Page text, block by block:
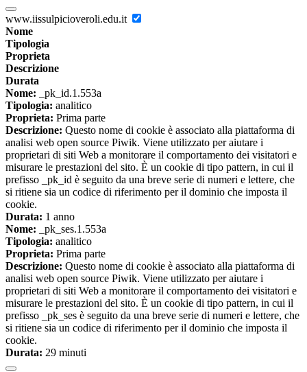
www.iissulpicioveroli.edu.it
Nome
Tipologia
Proprieta
Descrizione
Durata
Nome: _pk_id.1.553a
Tipologia: analitico
Proprieta: Prima parte
Descrizione: Questo nome di cookie è associato alla piattaforma di
analisi web open source Piwik. Viene utilizzato per aiutare i
proprietari di siti Web a monitorare il comportamento dei visitatori e
misurare le prestazioni del sito. È un cookie di tipo pattern, in cui il
prefisso _pk_id è seguito da una breve serie di numeri e lettere, che
si ritiene sia un codice di riferimento per il dominio che imposta il
cookie.
Durata: 1 anno
Nome: _pk_ses.1.553a
Tipologia: analitico
Proprieta: Prima parte
Descrizione: Questo nome di cookie è associato alla piattaforma di
analisi web open source Piwik. Viene utilizzato per aiutare i
proprietari di siti Web a monitorare il comportamento dei visitatori e
misurare le prestazioni del sito. È un cookie di tipo pattern, in cui il
prefisso _pk_ses è seguito da una breve serie di numeri e lettere, che
si ritiene sia un codice di riferimento per il dominio che imposta il
cookie.
Durata: 29 minuti